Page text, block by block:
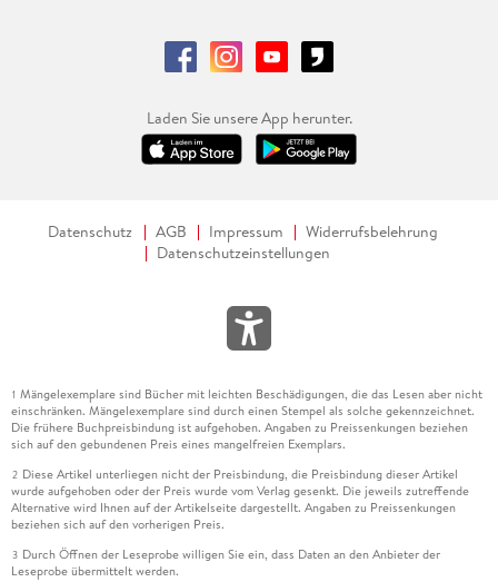
Laden Sie unsere App herunter.
Datenschutz AGB Impressum
Widerrufsbelehrung
Datenschutzeinstellungen
1 Mängelexemplare sind Bücher mit leichten Beschädigungen, die das Lesen aber nicht
einschränken. Mängelexemplare sind durch einen Stempel als solche gekennzeichnet.
Die frühere Buchpreisbindung ist aufgehoben. Angaben zu Preissenkungen beziehen
sich auf den gebundenen Preis eines mangelfreien Exemplars.
2 Diese Artikel unterliegen nicht der Preisbindung, die Preisbindung dieser Artikel
wurde aufgehoben oder der Preis wurde vom Verlag gesenkt. Die jeweils zutreffende
Alternative wird Ihnen auf der Artikelseite dargestellt. Angaben zu Preissenkungen
beziehen sich auf den vorherigen Preis.
3 Durch Öffnen der Leseprobe willigen Sie ein, dass Daten an den Anbieter der
Leseprobe übermittelt werden.